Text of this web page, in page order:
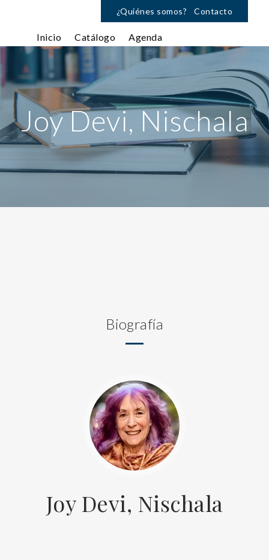
¿Quiénes somos? Contacto
Inicio Catálogo Agenda
Joy Devi, Nischala
Biografía
Joy Devi, Nischala